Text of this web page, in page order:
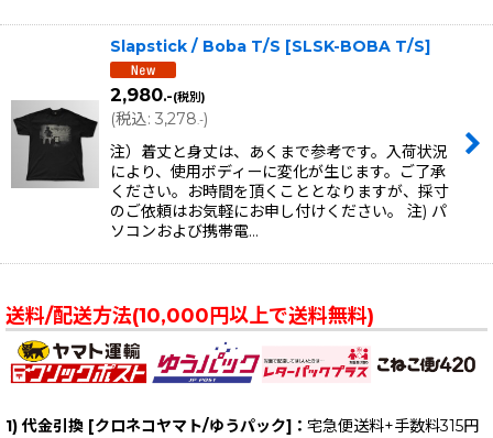
Slapstick / Boba T/S [SLSK-BOBA T/S]
2,980.-(税別)
(税込: 3,278.-)
注）着丈と身丈は、あくまで参考です。入荷状況
により、使用ボディーに変化が生じます。ご了承
ください。お時間を頂くこととなりますが、採寸
のご依頼はお気軽にお申し付けください。 注) パ
ソコンおよび携帯電…
送料/配送方法(10,000円以上で送料無料)
1) 代金引換 [クロネコヤマト/ゆうパック]： 宅急便送料+手数料315円